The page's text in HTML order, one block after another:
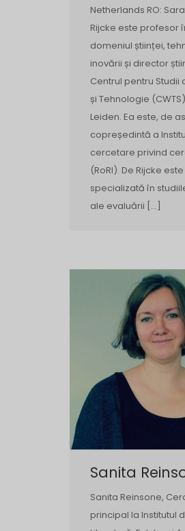
Netherlands RO:
Rijcke este profesor
domeniul științei,
inovării și director
Centrul pentru Studii
și Tehnologie
Leiden. Ea este, de
copreședintă a
cercetare privind
(RoRI). De Rijcke este
specializată în
ale evaluării […]
Sanita
Sanita Reinsone,
principal la Institutul